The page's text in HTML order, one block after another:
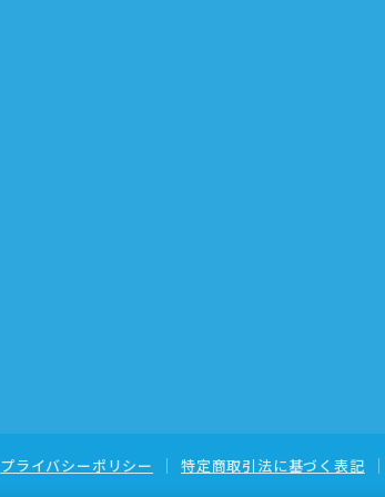
プライバシーポリシー 特定商取引法に基づく表記